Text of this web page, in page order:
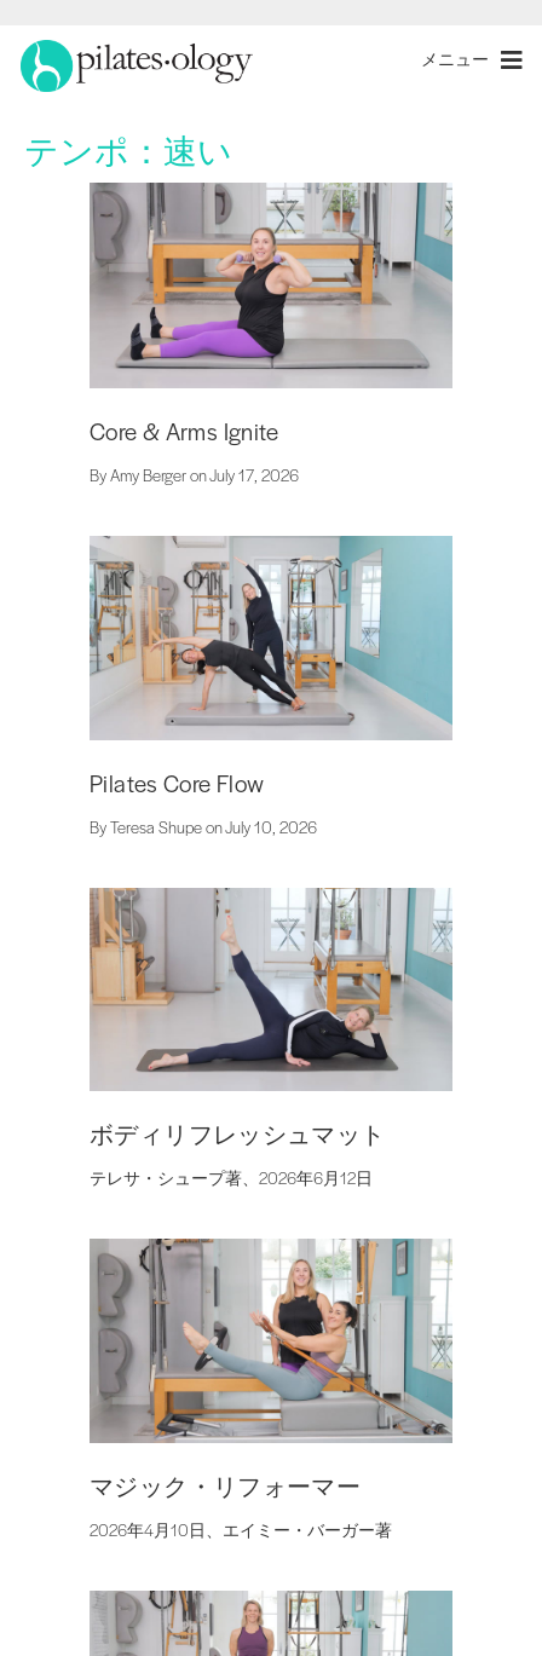
メニュー
テンポ： 速い
Core & Arms Ignite
By Amy Berger on July 17, 2026
Pilates Core Flow
By Teresa Shupe on July 10, 2026
ボディリフレッシュマット
テレサ・シュープ著、2026年6月12日
マジック・リフォーマー
2026年4月10日、エイミー・バーガー著